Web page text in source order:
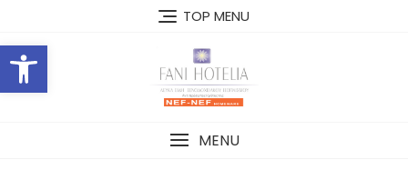
Open toolbar
content
TOP MENU
MENU